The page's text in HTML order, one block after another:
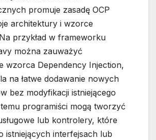
promuje zasadę OCP
architektury i wzorce
przykład w frameworku
można zauważyć
wzorca Dependency Injection,
na łatwe dodawanie nowych
bez modyfikacji istniejącego
programiści mogą tworzyć
lub kontrolery, które
istniejących interfejsach lub